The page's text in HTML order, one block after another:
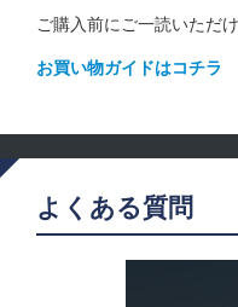
ご購入前にご一読いただ
お買い物ガイドはコチラ
よくある質問